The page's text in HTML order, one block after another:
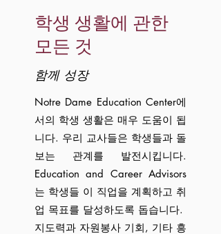
학생 생활에 관한
모든 것
함께 성장
Notre Dame Education Center에
서의 학생 생활은 매우 도움이 됩
니다. 우리 교사들은 학생들과 돌
보는 관계를 발전시킵니다.
Education and Career Advisors
는 학생들 이 직업을 계획하고 취
업 목표를 달성하도록 돕습니다.
지도력과 자원봉사 기회, 기타 흥